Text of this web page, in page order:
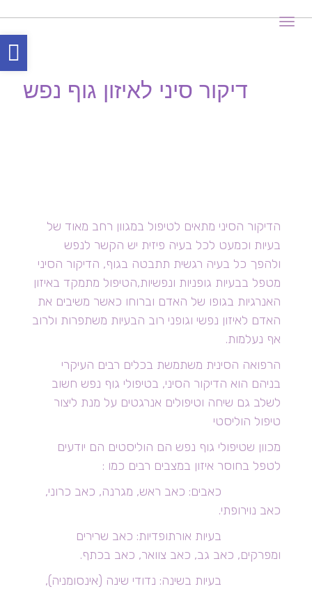
תפריט
דיקור סיני לאיזון גוף נפש
הדיקור הסיני מתאים לטיפול במגוון רחב מאוד של
בעיות וכמעט לכל בעיה פיזית יש הקשר לנפש
ולהפך כל בעיה רגשית תתבטה בגוף, הדיקור הסיני
מטפל בבעיות גופניות ונפשיות,הטיפול מתמקד באיזון
האנרגיות בגופו של האדם וברוחו כאשר משיבים את
האדם לאיזון נפשי וגופני רוב הבעיות משתפרות ולרוב
אף נעלמות.
הרפואה הסינית משתמשת בכלים רבים העיקרי
בניהם הוא הדיקור הסיני, בטיפולי גוף נפש חשוב
לשלב גם שיחה וטיפולים אנרגטים על מנת ליצור
טיפול הוליסטי
מכוון שטיפולי גוף נפש הם הוליסטים הם יודעים
לטפל בחוסר איזון במצבים רבים כמו :
כאבים: כאב ראש, מגרנה, כאב כרוני,
כאב נוירופתי.
בעיות אורתופדיות: כאב שרירים
ומפרקים, כאב גב, כאב צוואר, כאב בכתף.
בעיות בשינה: נדודי שינה (אינסומניה),